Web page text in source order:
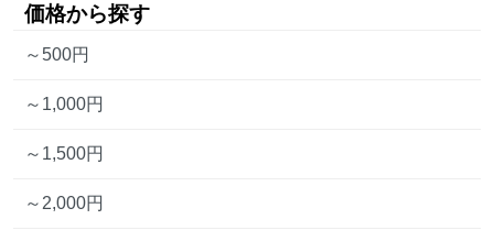
価格から探す
～500円
～1,000円
～1,500円
～2,000円